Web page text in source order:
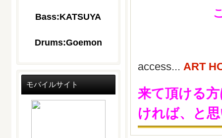
access... ART
来て頂ける
ければ、と
Bass:KATSUYA
Drums:Goemon
モバイルサイト